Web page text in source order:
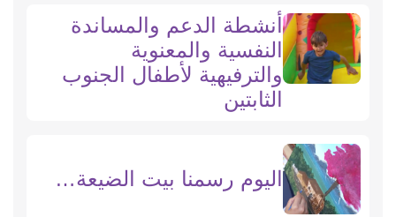
أنشطة الدعم والمساندة
النفسية والمعنوية
والترفيهية لأطفال الجنوب
الثابتين
اليوم رسمنا بيت الضيعة…